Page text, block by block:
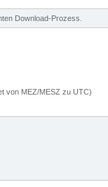
Download-Prozess.
von MEZ/MESZ zu UTC)